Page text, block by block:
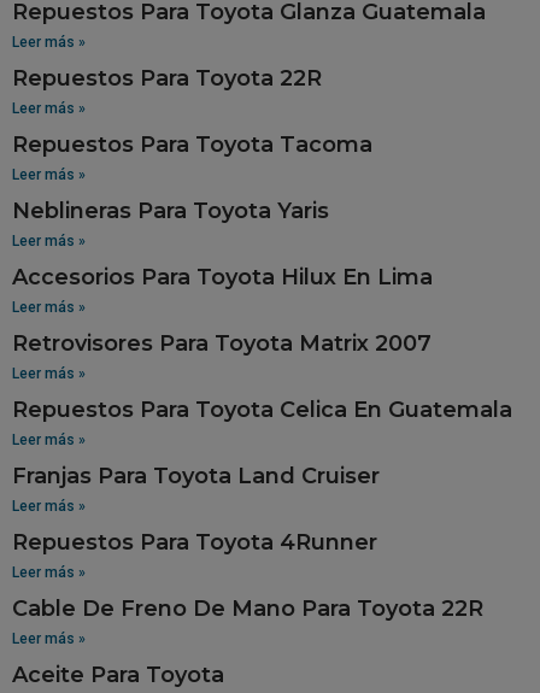
Repuestos Para Toyota Glanza Guatemala
Leer más »
Repuestos Para Toyota 22R
Leer más »
Repuestos Para Toyota Tacoma
Leer más »
Neblineras Para Toyota Yaris
Leer más »
Accesorios Para Toyota Hilux En Lima
Leer más »
Retrovisores Para Toyota Matrix 2007
Leer más »
Repuestos Para Toyota Celica En Guatemala
Leer más »
Franjas Para Toyota Land Cruiser
Leer más »
Repuestos Para Toyota 4Runner
Leer más »
Cable De Freno De Mano Para Toyota 22R
Leer más »
Aceite Para Toyota